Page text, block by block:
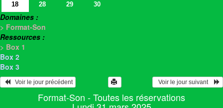
18
28 29 30
Domaines :
> Format-Son
Ressources :
> Box 1
Box 2
Box 3
   Voir le jour précédent
  Voir le jour suivant
Format-Son - Toutes les réservations